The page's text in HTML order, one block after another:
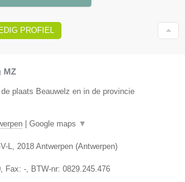
PROFIEL
MZ
plaats Beauwelz en in de provincie
Google maps ▼
L 2018 Antwerpen (Antwerpen)
, Fax: - , BTW-nr: 0829.245.476